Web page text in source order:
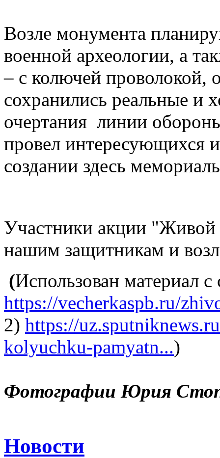
Возле монумента
военной археологии, а
– с колючей проволокой,
сохранились реальные и
очертания линии
провел интересующихся
создании здесь
Участники акции "Живой
нашим защитникам и
(Использован материал с
https://vecherkaspb.ru/
2) https://
kolyuchku-pamyatn...)
Фотографии Юрия
Новости